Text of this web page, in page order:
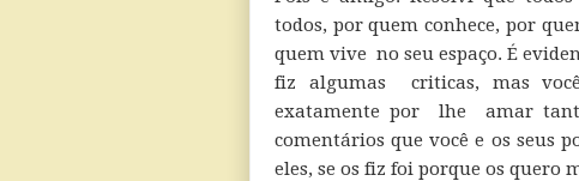
todos, por quem conhece, por
quem vive no seu espaço. É
fiz algumas criticas, mas
exatamente por lhe amar
comentários que você e os seus
eles, se os fiz foi porque os quero